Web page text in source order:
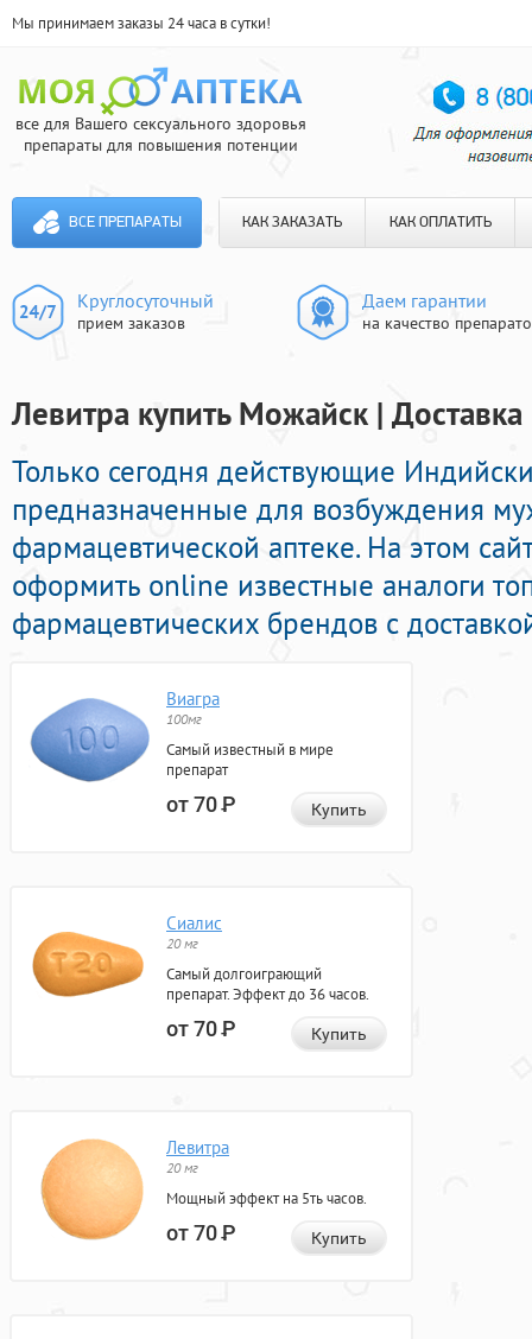
Мы принимаем заказы 24 часа в сутки!
все для Вашего сексуального здоровья
препараты для повышения потенции
ВСЕ ПРЕПАРАТЫ КАК ЗАКАЗАТЬ КАК ОПЛАТИТЬ
Круглосуточный
прием заказов
Даем гарантии
на качество
Левитра купить Можайск |
Только сегодня действующие
предназначенные для возбуждения
фармацевтической аптеке. На этом
оформить online известные аналоги
фармацевтических брендов с
Виагра
100мг
Самый известный в мире
препарат
от 70Р Купить
Сиалис
20 мг
Самый долгоиграющий
препарат. Эффект до 36 часов.
от 70Р Купить
Левитра
20 мг
Мощный эффект на 5ть часов.
от 70Р Купить